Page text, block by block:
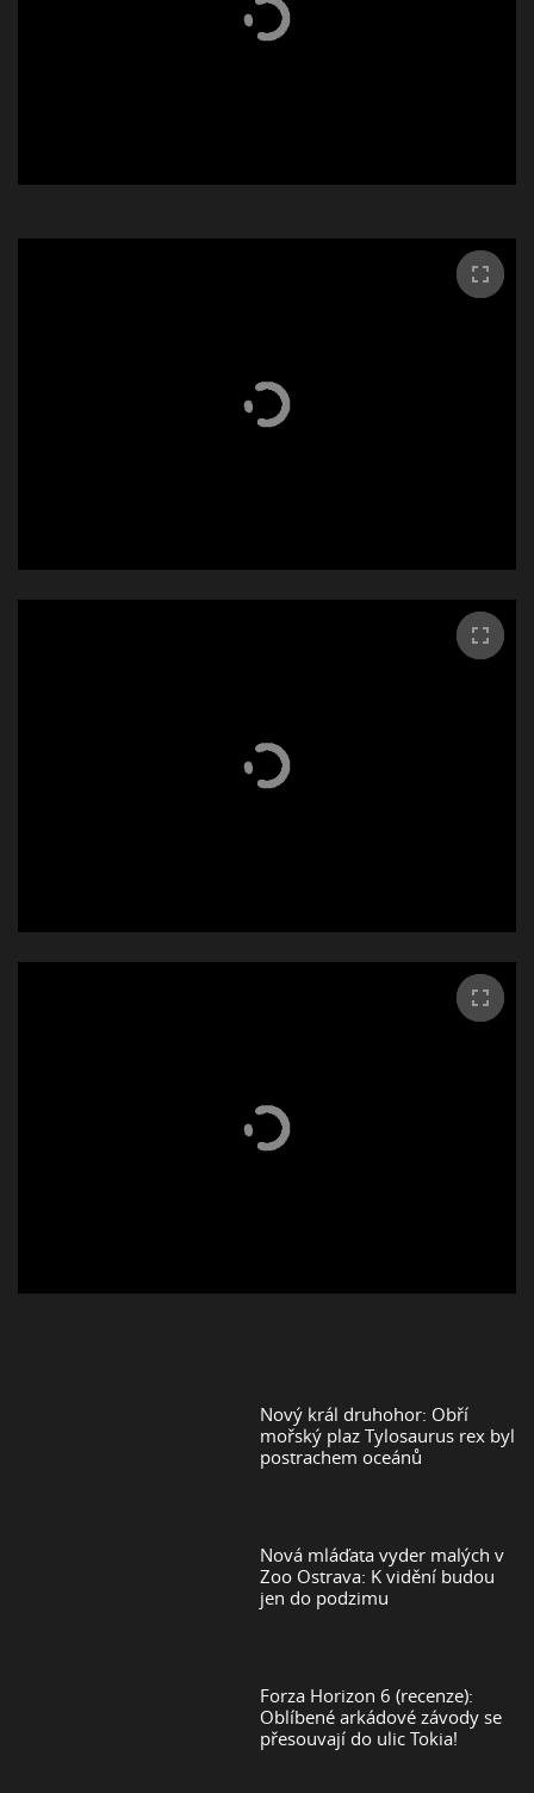
Nový král druhohor: Obří
mořský plaz Tylosaurus rex byl
postrachem oceánů
Nová mláďata vyder malých v
Zoo Ostrava: K vidění budou
jen do podzimu
Forza Horizon 6 (recenze):
Oblíbené arkádové závody se
přesouvají do ulic Tokia!